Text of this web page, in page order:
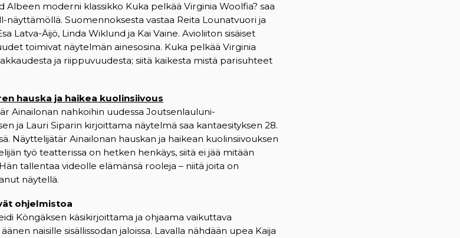
Albeen moderni klassikko Kuka pelkää Virginia Woolfia? saa
näyttämöllä. Suomennoksesta vastaa Reita Lounatvuori ja
Latva-Äijö, Linda Wiklund ja Kai Vaine. Avioliiton sisäiset
toimivat näytelmän ainesosina. Kuka pelkää Virginia
ja riippuvuudesta; siitä kaikesta mistä parisuhteet
hauska ja haikea kuolinsiivous
Ainailonan nahkoihin uudessa Joutsenlauluni-
ja Lauri Siparin kirjoittama näytelmä saa kantaesityksen 28.
Näyttelijätär Ainailonan hauskan ja haikean kuolinsiivouksen
työ teatterissa on hetken henkäys, siitä ei jää mitään
tallentaa videolle elämänsä rooleja – niitä joita on
näytellä.
ohjelmistoa
Köngäksen käsikirjoittama ja ohjaama vaikuttava
naisille sisällissodan jaloissa. Lavalla nähdään upea Kaija